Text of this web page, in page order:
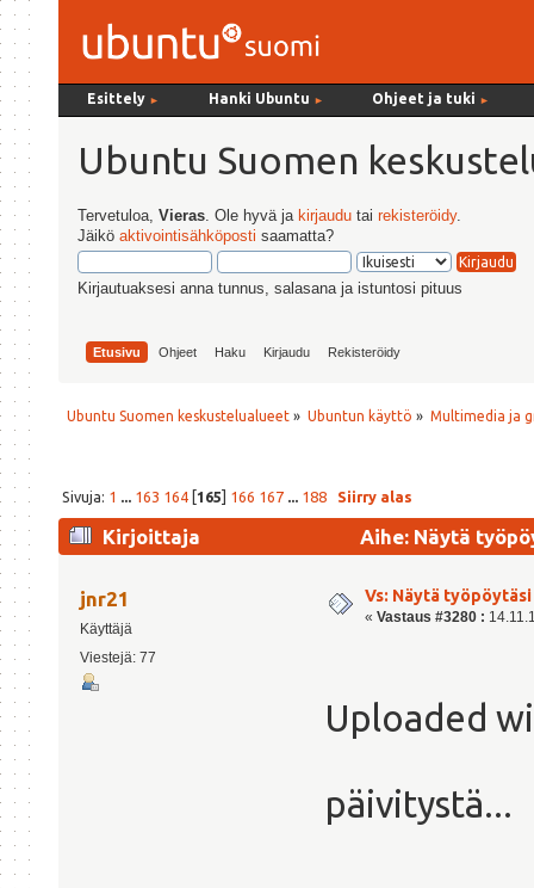
Esittely ► Hanki Ubuntu ► Ohjeet ja tuki ►
Ubuntu Suomen
Tervetuloa,Vieras . Ole hyvä ja kirjaudu tairekisteröidy.
Jäiköaktivointisähköposti saamatta?
Kirjautuaksesi anna tunnus, salasana ja istuntosi pituus
Etusivu Ohjeet Haku Kirjaudu Rekisteröidy
Ubuntu Suomen keskustelualueet » Ubuntun käyttö » Multimedia ja
Sivuja: 1 ... 163 164[165] 166 167 ... 188 Siirry alas
Kirjoittaja Aihe: Näytä
jnr21
Käyttäjä
Viestejä: 77
Vs: Näytä työpöytäsi
« Vastaus #3280 :
Uploaded
päivitystä...